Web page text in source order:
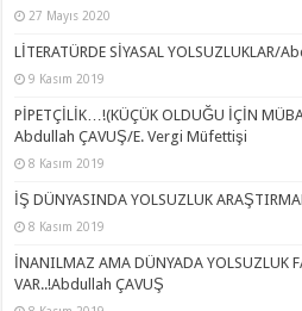
27 Mayıs 2020
LİTERATÜRDE SİYASAL
9 Kasım 2019
PİPETÇİLİK…!(KÜÇÜK OLDUĞU İÇİN
Abdullah ÇAVUŞ/E. Vergi Müfettişi
8 Kasım 2019
İŞ DÜNYASINDA YOLSUZLUK
8 Kasım 2019
İNANILMAZ AMA DÜNYADA YOLSUZLUK
VAR..!Abdullah ÇAVUŞ